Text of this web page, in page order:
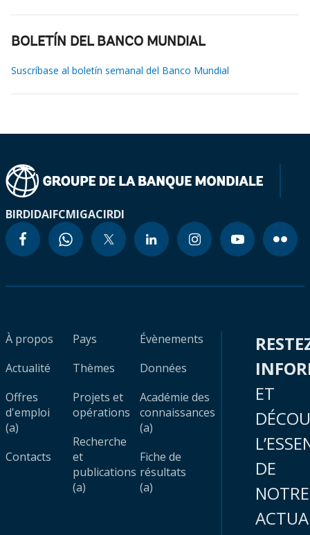
BOLETÍN DEL BANCO MUNDIAL
Suscríbase al boletín semanal del Banco Mundial
BIRDIDAIFCMIGACIRDI
À propos
Actualité
Offres
d'emploi
(a)
Contacts
Pays
Thèmes
Projets et
opérations
Recherche
et
publications
(a)
Évènements
Données
Académie des
connaissances
(a)
Fiche de
résultats
(a)
ET
DE
NOTRE